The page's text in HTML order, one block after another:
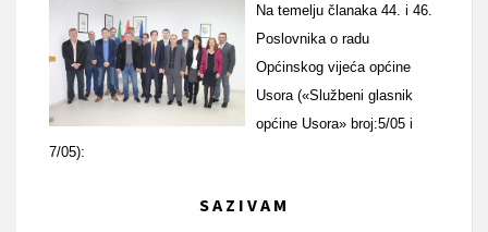
Na temelju članaka 44. i 46.
Poslovnika o radu
Općinskog vijeća općine
Usora («Službeni glasnik
općine Usora» broj:5/05 i
7/05):
S A Z I V A M